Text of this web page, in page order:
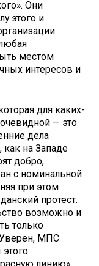
Они
этого и
местом
интересов и
для каких-
— это
дела
на Западе
добро,
с номинальной
при этом
протест.
возможно и
только
Уверен, МПС
линию»